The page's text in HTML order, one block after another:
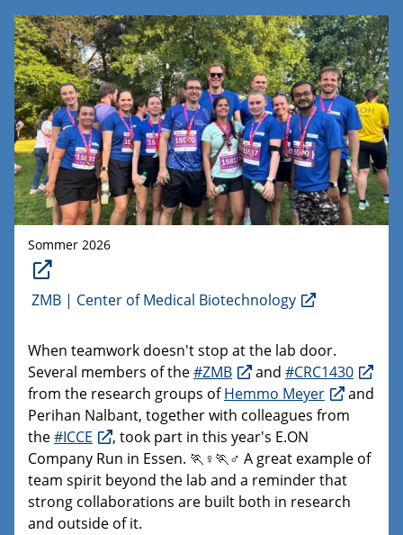
Sommer 2026
ZMB | Center of Medical Biotechnology
When teamwork doesn't stop at the lab door.
Several members of the#ZMB and #CRC1430
from the research groups ofHemmo Meyer
and
Perihan Nalbant, together with colleagues from
the#ICCE
, took part in this year's E.ON
Company Run in Essen. 🏃♀️🏃♂️ A great example of
team spirit beyond the lab and a reminder that
strong collaborations are built both in research
and outside of it.